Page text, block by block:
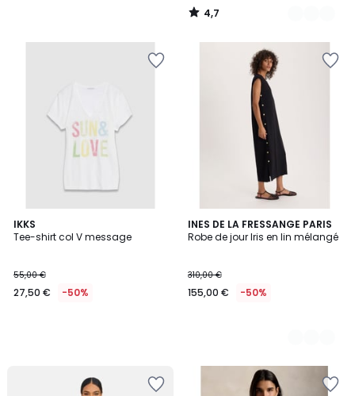
4,7
/
IKKS
Tee-shirt col V message
55,00 €
27,50 € -50%
INES DE LA FRESSANGE PARIS
Robe de jour Iris en lin mélangé
310,00 €
155,00 € -50%
2
Couleurs